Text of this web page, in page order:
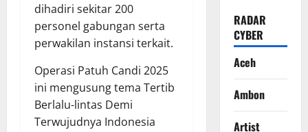
dihadiri sekitar 200
personel gabungan serta
perwakilan instansi terkait.
Operasi Patuh Candi 2025
ini mengusung tema Tertib
Berlalu-lintas Demi
Terwujudnya Indonesia
RADAR
CYBER
Aceh
Ambon
Artist